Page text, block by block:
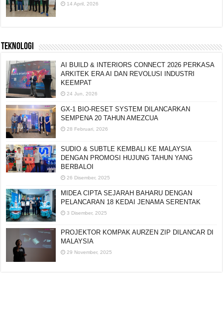
14 April, 2026
TEKNOLOGI
AI BUILD & INTERIORS CONNECT 2026 PERKASA
ARKITEK ERA AI DAN REVOLUSI INDUSTRI
KEEMPAT
24 Jun, 2026
GX-1 BIO-RESET SYSTEM DILANCARKAN
SEMPENA 20 TAHUN AMEZCUA
28 Februari, 2026
SUDIO & SUBTLE KEMBALI KE MALAYSIA
DENGAN PROMOSI HUJUNG TAHUN YANG
BERBALOI
26 Disember, 2025
MIDEA CIPTA SEJARAH BAHARU DENGAN
PELANCARAN 18 KEDAI JENAMA SERENTAK
3 Disember, 2025
PROJEKTOR KOMPAK AURZEN ZIP DILANCAR DI
MALAYSIA
29 November, 2025